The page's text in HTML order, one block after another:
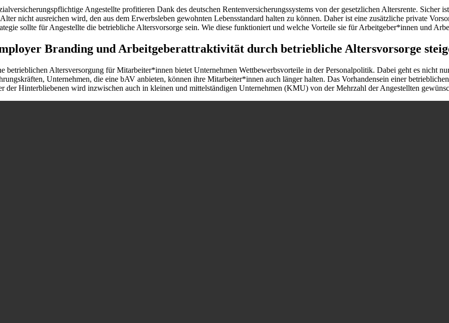
Angestellte profitieren Dank des deutschen Rentenversicherungssystems von der gesetzlichen Altersrente. Sicher
nicht ausreichen wird, den aus dem Erwerbsleben gewohnten Lebensstandard halten zu können. Daher ist eine zusätzliche private
sollte für Angestellte die betriebliche Altersvorsorge sein. Wie diese funktioniert und welche Vorteile sie für Arbeitgeber*innen und
Branding und Arbeitgeberattraktivität durch betriebliche Altersvorsorge
betrieblichen Altersversorgung für Mitarbeiter*innen bietet Unternehmen Wettbewerbsvorteile in der Personalpolitik. Dabei geht es nicht
Unternehmen, die eine bAV anbieten, können ihre Mitarbeiter*innen auch länger halten. Das Vorhandensein einer
der Hinterbliebenen wird inzwischen auch in kleinen und mittelständigen Unternehmen (KMU) von der Mehrzahl der Angestellten